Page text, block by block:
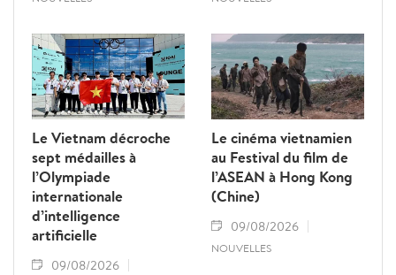
Le Vietnam décroche
sept médailles à
l’Olympiade
internationale
d’intelligence
artificielle
09/08/2026
Le cinéma vietnamien
au Festival du film de
l’ASEAN à Hong Kong
(Chine)
09/08/2026
NOUVELLES